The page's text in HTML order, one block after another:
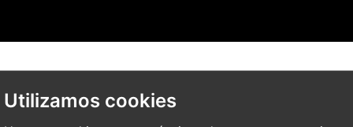
Utilizamos cookies